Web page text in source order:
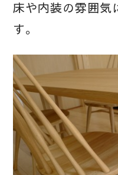
床や内装の雰囲気
す。